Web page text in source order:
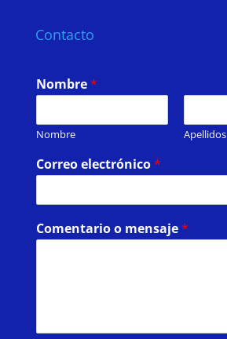
Contacto
Nombre*
Nombre Apellidos
Correo electrónico*
Comentario o mensaje*